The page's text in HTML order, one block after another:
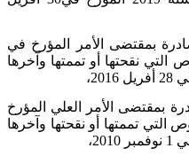
بمقتضى الأمر المؤرخ في
النصوص التي نقحتها أو تممتها وآخرها
بمقتضى الأمر العلي المؤرخ
النصوص التي تممتها أو نقحتها وآخرها
1 نوفمبر 2010،